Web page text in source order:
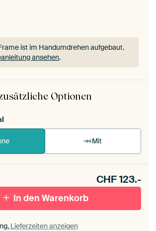
ist im Handumdrehen aufgebaut.
ansehen.
ist im Handumdrehen aufgebaut.
ansehenOptionen
Mit
CHF123.-
In den Warenkorb
Lieferzeiten anzeigen